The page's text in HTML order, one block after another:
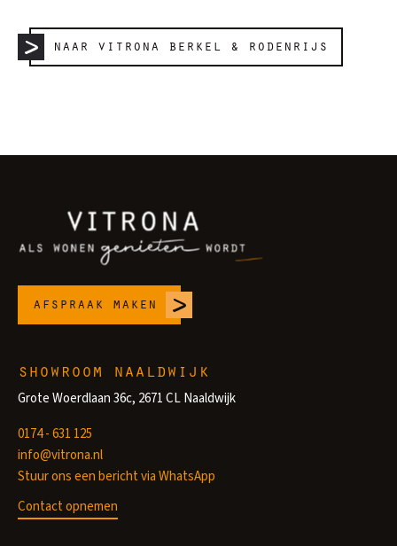
naar vitrona berkel & rodenrijs
afspraak maken
showroom naaldwijk
Grote Woerdlaan 36c, 2671 CL Naaldwijk
0174 - 631 125
info@vitrona.nl
Stuur ons een bericht via WhatsApp
Contact opnemen